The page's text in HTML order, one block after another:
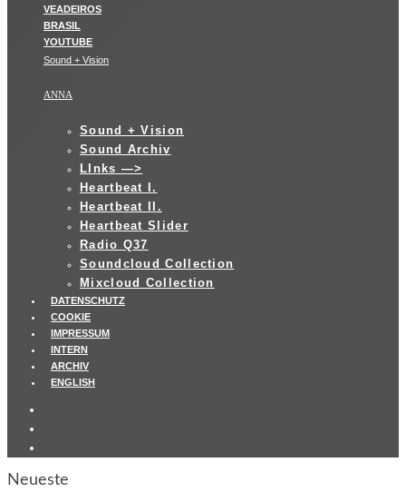
Sound + Vision
ANNA
Sound + Vision
Sound Archiv
LInks —>
Heartbeat I.
Heartbeat II.
Heartbeat Slider
Radio Q37
Soundcloud Collection
Mixcloud Collection
DATENSCHUTZ
COOKIE
IMPRESSUM
INTERN
ARCHIV
ENGLISH
Neueste